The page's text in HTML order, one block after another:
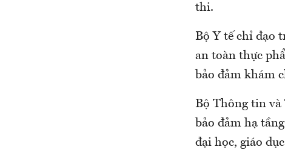
thi.
Bộ Y tế chỉ đạo
an toàn thực
bảo đảm khám
Bộ Thông tin và
bảo đảm hạ
đại học, giáo